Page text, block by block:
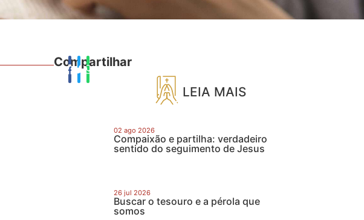
Compartilhar
LEIA MAIS
02 ago 2026
Compaixão e partilha: verdadeiro
sentido do seguimento de Jesus
26 jul 2026
Buscar o tesouro e a pérola que
somos